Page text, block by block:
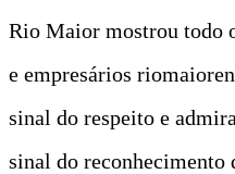
Rio Maior mostrou todo
e empresários
sinal do respeito e
sinal do reconhecimento